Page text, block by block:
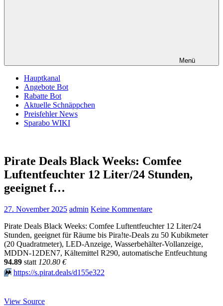
Menü
Hauptkanal
Angebote Bot
Rabatte Bot
Aktuelle Schnäppchen
Preisfehler News
Sparabo WIKI
Pirate Deals Black Weeks: Comfee
Luftentfeuchter 12 Liter/24 Stunden,
geeignet f…
27. November 2025 admin Keine Kommentare
Pirate Deals Black Weeks: Comfee Luftentfeuchter 12 Liter/24
Stunden, geeignet für Räume bis Pira!te-Deals zu 50 Kubikmeter
(20 Quadratmeter), LED-Anzeige, Wasserbehälter-Vollanzeige,
MDDN-12DEN7, Kältemittel R290, automatische Entfeuchtung
94.89 statt 120.80 €
⏩️ https://s.pirat.deals/d155e322
View Source